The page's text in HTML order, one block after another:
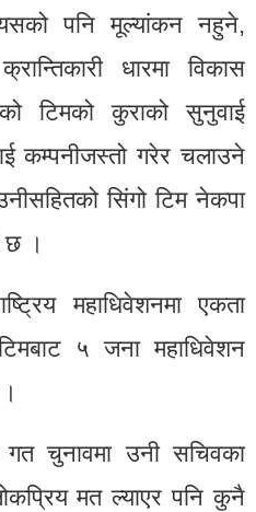
पनि मूल्यांकन नहुने,
धारमा विकास
टिमको कुराको सुनुवाई
कम्पनीजस्तो गरेर चलाउने
सिंगो टिम नेकपा
छ ।
महाधिवेशनमा एकता
५ जना महाधिवेशन
चुनावमा उनी सचिवका
मत ल्याएर पनि कुनै